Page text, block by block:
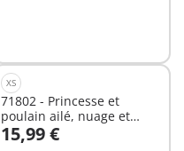
XS
71802 - Princesse et
poulain ailé, nuage et
accessoires
15,99 €
Au panier